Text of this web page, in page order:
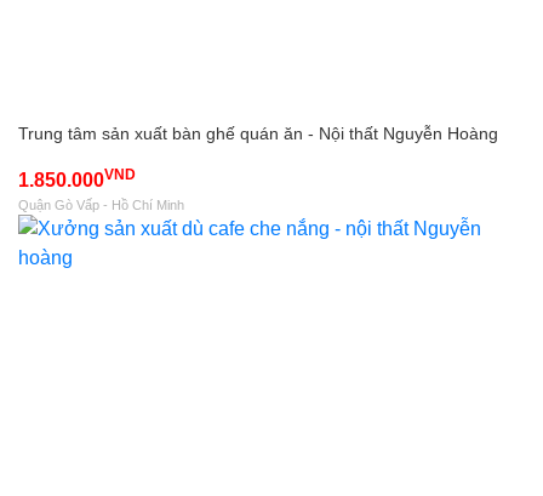
Trung tâm sản xuất bàn ghế quán ăn - Nội thất Nguyễn Hoàng
1.850.000VND
Quận Gò Vấp - Hồ Chí Minh